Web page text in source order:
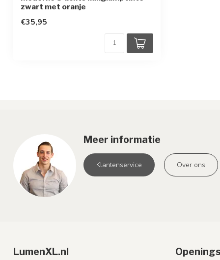
Bewegingssensor
zwart met oranje
€35,95
Meer informatie
Klantenservice Over ons
LumenXL.nl